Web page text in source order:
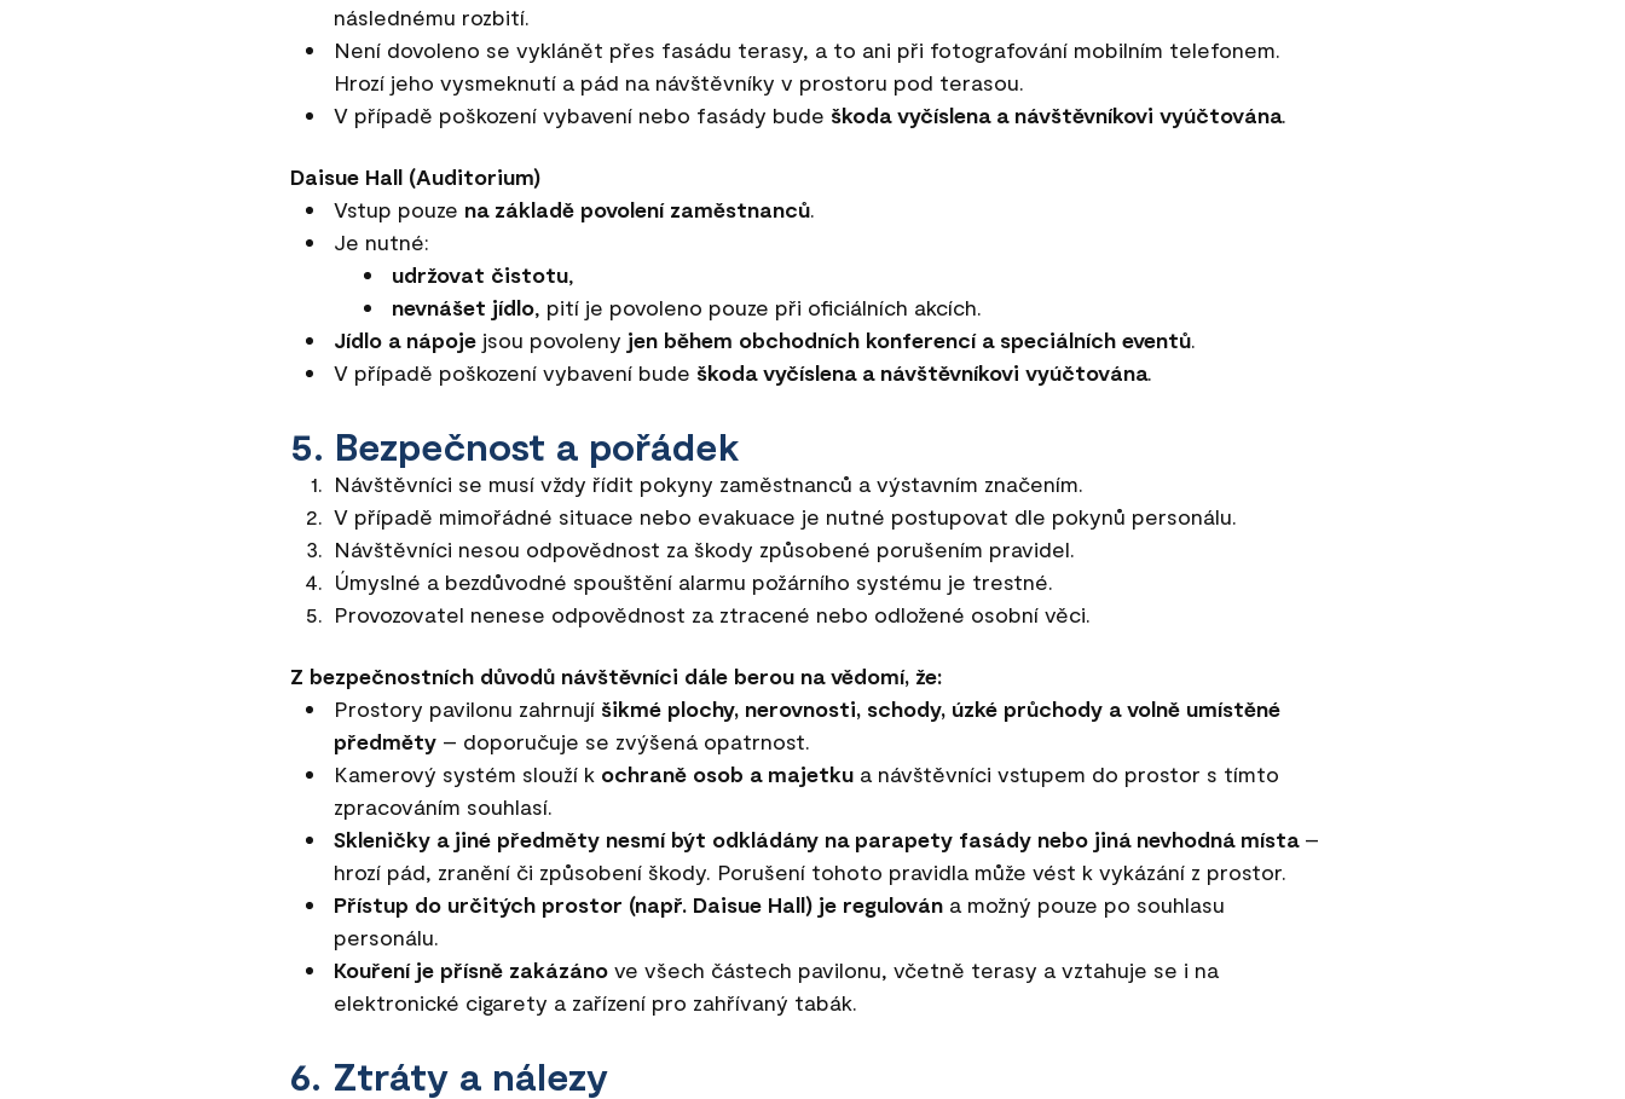
následnému rozbití.
Není dovoleno se vyklánět přes fasádu terasy, a to ani při fotografování mobilním telefonem.
Hrozí jeho vysmeknutí a pád na návštěvníky v prostoru pod terasou.
V případě poškození vybavení nebo fasády bude škoda vyčíslena a návštěvníkovi vyúčtována.
Daisue Hall (Auditorium)
Vstup pouze na základě povolení zaměstnanců.
Je nutné:
udržovat čistotu,
nevnášet jídlo, pití je povoleno pouze při oficiálních akcích.
Jídlo a nápoje jsou povoleny jen během obchodních konferencí a speciálních eventů.
V případě poškození vybavení bude škoda vyčíslena a návštěvníkovi vyúčtována.
5. Bezpečnost a pořádek
Návštěvníci se musí vždy řídit pokyny zaměstnanců a výstavním značením.
V případě mimořádné situace nebo evakuace je nutné postupovat dle pokynů personálu.
Návštěvníci nesou odpovědnost za škody způsobené porušením pravidel.
Úmyslné a bezdůvodné spouštění alarmu požárního systému je trestné.
Provozovatel nenese odpovědnost za ztracené nebo odložené osobní věci.
Z bezpečnostních důvodů návštěvníci dále berou na vědomí, že:
Prostory pavilonu zahrnují šikmé plochy, nerovnosti, schody, úzké průchody a volně umístěné
předměty – doporučuje se zvýšená opatrnost.
Kamerový systém slouží k ochraně osob a majetku a návštěvníci vstupem do prostor s tímto
zpracováním souhlasí.
Skleničky a jiné předměty nesmí být odkládány na parapety fasády nebo jiná nevhodná místa–
hrozí pád, zranění či způsobení škody. Porušení tohoto pravidla může vést k vykázání z prostor.
Přístup do určitých prostor (např. Daisue Hall) je regulován a možný pouze po souhlasu
personálu.
Kouření je přísně zakázáno ve všech částech pavilonu, včetně terasy a vztahuje se i na
elektronické cigarety a zařízení pro zahřívaný tabák.
6. Ztráty a nálezy